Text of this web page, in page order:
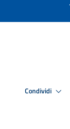
Condividi